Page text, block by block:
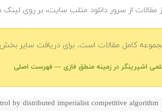
مقالات از سرور دانلود متلب سایت، بر روی
کامل مقالات است. برای دریافت سایر بخش
علمی اشپرینگر در زمینه منطق فازی — فهرست اصلی
by distributed imperialist competitive algorithm